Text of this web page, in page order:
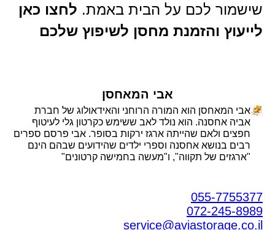
שישמור לכם על הבית באמת. לחצו כאן
לייעוץ והזמנת מחסן לשיפוץ שלכם
אבי המאחסן
אבי המאחסן הוא המורה הרוחני והאידאולוג של חברת
אביה אחסנה. הוא נולד לאב ששימש כקרטון גלי לעיטוף
חפצים ולאם שהייתה ארגז ירקות בסופר. אבי פרסם ספרים
רבים בנושא אחסנה וספרי ילדים שהידועים שבהם הינם
"ארגזים של תקווה", ו"מעשה בחמישה קרטונים"
055-7755377
072-245-8989
service@aviastorage.co.il